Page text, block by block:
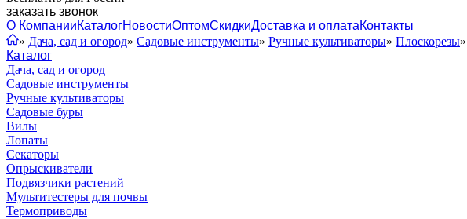
заказать звонок
О КомпанииКаталогНовостиОптомСкидкиДоставка и оплатаКонтакты
» Дача, сад и огород» Садовые инструменты» Ручные культиваторы» Плоскорезы»
Каталог
Дача, сад и огород
Садовые инструменты
Ручные культиваторы
Садовые буры
Вилы
Лопаты
Секаторы
Опрыскиватели
Подвязчики растений
Мультитестеры для почвы
Термоприводы